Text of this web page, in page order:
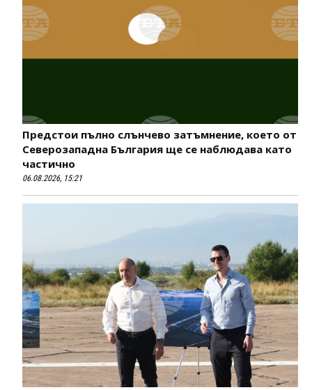
Предстои пълно слънчево затъмнение, което от
Северозападна България ще се наблюдава като
частично
06.08.2026, 15:21